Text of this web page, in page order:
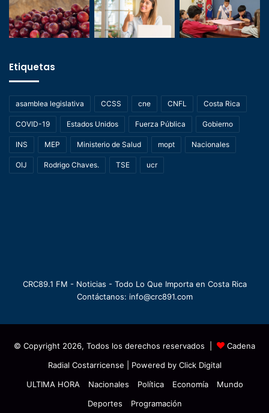
Etiquetas
asamblea legislativa CCSS cne CNFL Costa Rica
COVID-19 Estados Unidos Fuerza Pública Gobierno
INS MEP Ministerio de Salud mopt Nacionales
OIJ Rodrigo Chaves. TSE ucr
CRC89.1 FM - Noticias - Todo Lo Que Importa en Costa Rica
Contáctanos: info@crc891.com
© Copyright 2026, Todos los derechos reservados |
Cadena
Radial Costarricense | Powered by Click Digital
ULTIMA HORA
Nacionales Política Economía
Mundo
Deportes
Programación